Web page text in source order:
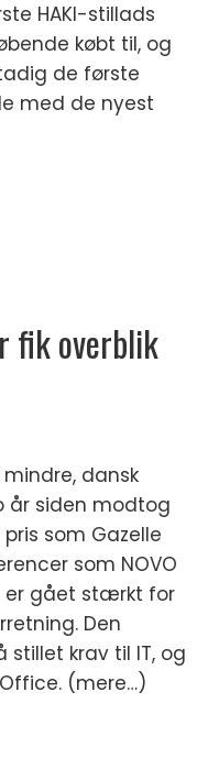
HAKI-stillads
købt til, og
de første
med de nyest
fik overblik
dansk
år siden modtog
som Gazelle
som NOVO
er gået stærkt for
Den
stillet krav til IT, og
(mere…)